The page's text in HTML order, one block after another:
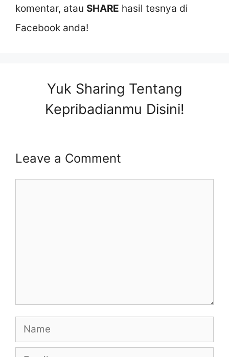
komentar, atau SHARE hasil tesnya di
Facebook anda!
Yuk Sharing Tentang
Kepribadianmu Disini!
Leave a Comment
Name